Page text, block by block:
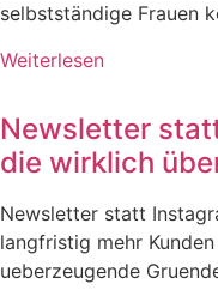
selbstständige Frauen
Weiterlesen
Newsletter
die wirklich
Newsletter statt
langfristig mehr
ueberzeugende